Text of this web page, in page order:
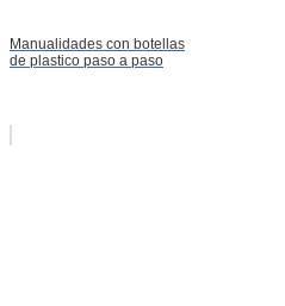
Manualidades con botellas
de plastico paso a paso